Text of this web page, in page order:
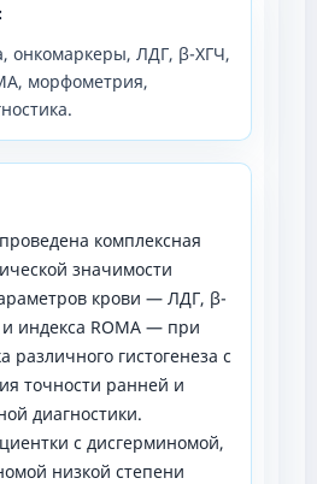
онкомаркеры, ЛДГ, β-ХГЧ,
морфометрия,
комплексная
значимости
крови — ЛДГ, β-
и индекса ROMA — при
различного гистогенеза с
точности ранней и
диагностики.
с дисгерминомой,
низкой степени